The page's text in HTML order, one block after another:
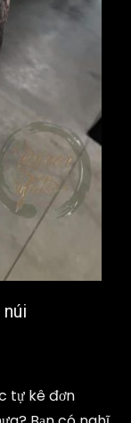
tự kê đơn